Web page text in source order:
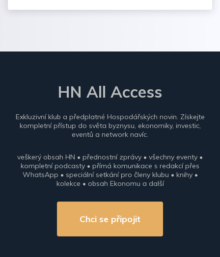
HN All Access
Exkluzivní klub a předplatné Hospodářských novin. Získejte
kompletní přístup do světa byznysu, ekonomiky, investic,
eventů a network navíc.
veškerý obsah HN • přednostní zprávy • všechny eventy •
kompletní podcasty • přímá komunikace s redakcí přes
WhatsApp • speciální setkání pro členy klubu • knihy •
kolekce • obsah Ekonomu a další
Chci se připojit